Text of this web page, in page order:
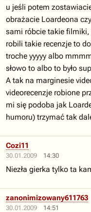
u jeśli potem
obrażacie Loardeona
sami róbcie takie
robili takie recenzje to
troche yyyyy albo
słowo to albo to było
A tak na marginesie
videorecenzje robione
mi się podoba jak
humoru) trzymać tak
30.01.2009 14:30
Cozi11
Niezła gierka tylko ta
30.01.2009 14:51
zanonimizowany611763